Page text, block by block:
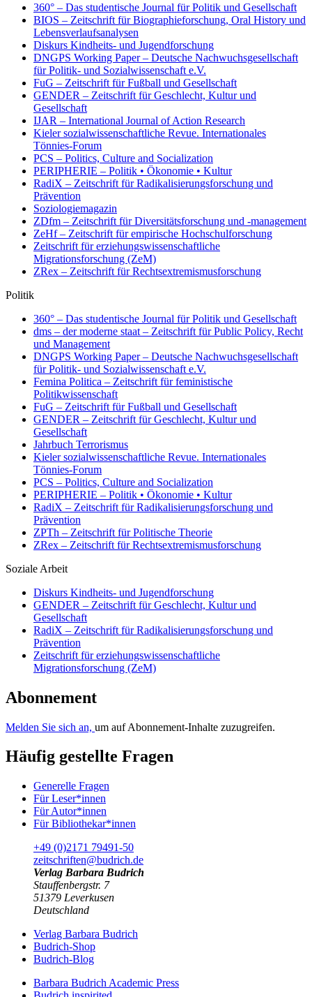
360° – Das studentische Journal für Politik und Gesellschaft
BIOS – Zeitschrift für Biographieforschung, Oral History und
Lebensverlaufsanalysen
Diskurs Kindheits- und Jugendforschung
DNGPS Working Paper – Deutsche Nachwuchsgesellschaft
für Politik- und Sozialwissenschaft e.V.
FuG – Zeitschrift für Fußball und Gesellschaft
GENDER – Zeitschrift für Geschlecht, Kultur und
Gesellschaft
IJAR – International Journal of Action Research
Kieler sozialwissenschaftliche Revue. Internationales
Tönnies-Forum
PCS – Politics, Culture and Socialization
PERIPHERIE – Politik • Ökonomie • Kultur
RadiX – Zeitschrift für Radikalisierungsforschung und
Prävention
Soziologiemagazin
ZDfm – Zeitschrift für Diversitätsforschung und -management
ZeHf – Zeitschrift für empirische Hochschulforschung
Zeitschrift für erziehungswissenschaftliche
Migrationsforschung (ZeM)
ZRex – Zeitschrift für Rechtsextremismusforschung
Politik
360° – Das studentische Journal für Politik und Gesellschaft
dms – der moderne staat – Zeitschrift für Public Policy, Recht
und Management
DNGPS Working Paper – Deutsche Nachwuchsgesellschaft
für Politik- und Sozialwissenschaft e.V.
Femina Politica – Zeitschrift für feministische
Politikwissenschaft
FuG – Zeitschrift für Fußball und Gesellschaft
GENDER – Zeitschrift für Geschlecht, Kultur und
Gesellschaft
Jahrbuch Terrorismus
Kieler sozialwissenschaftliche Revue. Internationales
Tönnies-Forum
PCS – Politics, Culture and Socialization
PERIPHERIE – Politik • Ökonomie • Kultur
RadiX – Zeitschrift für Radikalisierungsforschung und
Prävention
ZPTh – Zeitschrift für Politische Theorie
ZRex – Zeitschrift für Rechtsextremismusforschung
Soziale Arbeit
Diskurs Kindheits- und Jugendforschung
GENDER – Zeitschrift für Geschlecht, Kultur und
Gesellschaft
RadiX – Zeitschrift für Radikalisierungsforschung und
Prävention
Zeitschrift für erziehungswissenschaftliche
Migrationsforschung (ZeM)
Abonnement
Melden Sie sich an, um auf Abonnement-Inhalte zuzugreifen.
Häufig gestellte Fragen
Generelle Fragen
Für Leser*innen
Für Autor*innen
Für Bibliothekar*innen
+49 (0)2171 79491-50
zeitschriften@budrich.de
Verlag Barbara Budrich
Stauffenbergstr. 7
51379 Leverkusen
Deutschland
Verlag Barbara Budrich
Budrich-Shop
Budrich-Blog
Barbara Budrich Academic Press